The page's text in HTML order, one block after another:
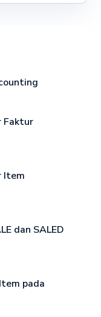
Faktur
Item
dan SALED
pada